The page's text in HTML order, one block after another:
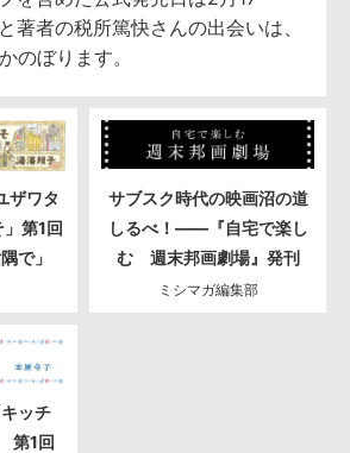
著者の税所篤快さんの出会いは、
のぼります。
ザワタ
第1回
で」
サブスク時代の映画沼の道
しるべ！――『自宅で楽し
む 週末邦画劇場』発刊
ミシマガ編集部
ッチ
第1回